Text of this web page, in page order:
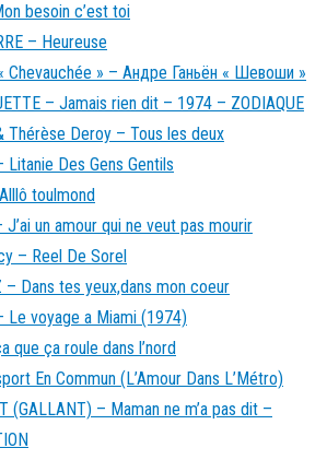
besoin c’est toi
– Heureuse
Chevauchée » – Андре Ганьён « Шевоши »
– Jamais rien dit – 1974 – ZODIAQUE
Thérèse Deroy – Tous les deux
Litanie Des Gens Gentils
toulmond
J’ai un amour qui ne veut pas mourir
– Reel De Sorel
– Dans tes yeux,dans mon coeur
Le voyage a Miami (1974)
que ça roule dans l’nord
En Commun (L’Amour Dans L’Métro)
(GALLANT) – Maman ne m’a pas dit –